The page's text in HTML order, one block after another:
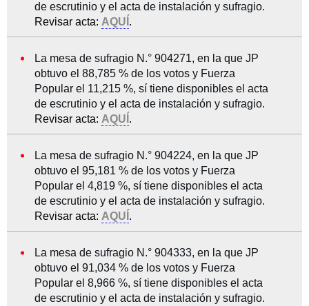
de escrutinio y el acta de instalación y sufragio.
Revisar acta: AQUÍ .
La mesa de sufragio N.° 904271, en la que JP
obtuvo el 88,785 % de los votos y Fuerza
Popular el 11,215 %, sí tiene disponibles el acta
de escrutinio y el acta de instalación y sufragio.
Revisar acta: AQUÍ .
La mesa de sufragio N.° 904224, en la que JP
obtuvo el 95,181 % de los votos y Fuerza
Popular el 4,819 %, sí tiene disponibles el acta
de escrutinio y el acta de instalación y sufragio.
Revisar acta: AQUÍ .
La mesa de sufragio N.° 904333, en la que JP
obtuvo el 91,034 % de los votos y Fuerza
Popular el 8,966 %, sí tiene disponibles el acta
de escrutinio y el acta de instalación y sufragio.